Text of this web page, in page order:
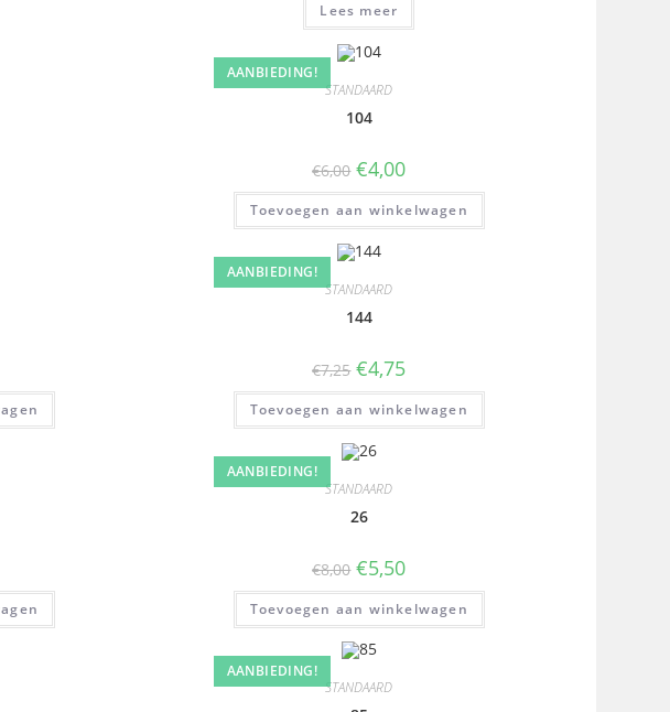
Lees meer
AANBIEDING!
STANDAARD
104
€6,00 €4,00
Toevoegen aan winkelwagen
AANBIEDING!
STANDAARD
144
€7,25 €4,75
Toevoegen aan winkelwagen
AANBIEDING!
STANDAARD
26
€8,00 €5,50
Toevoegen aan winkelwagen
AANBIEDING!
STANDAARD